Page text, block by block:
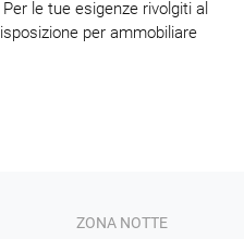
le tue esigenze rivolgiti al
per ammobiliare
ZONA NOTTE